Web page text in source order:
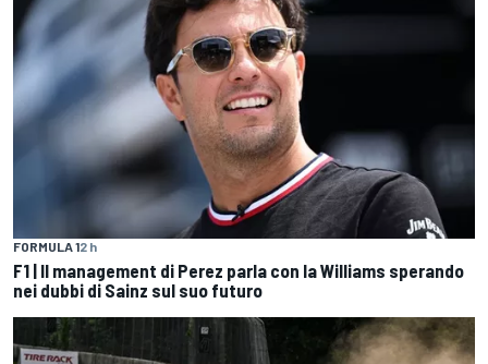
FORMULA 12 h
F1 | Il management di Perez parla con la Williams sperando
nei dubbi di Sainz sul suo futuro